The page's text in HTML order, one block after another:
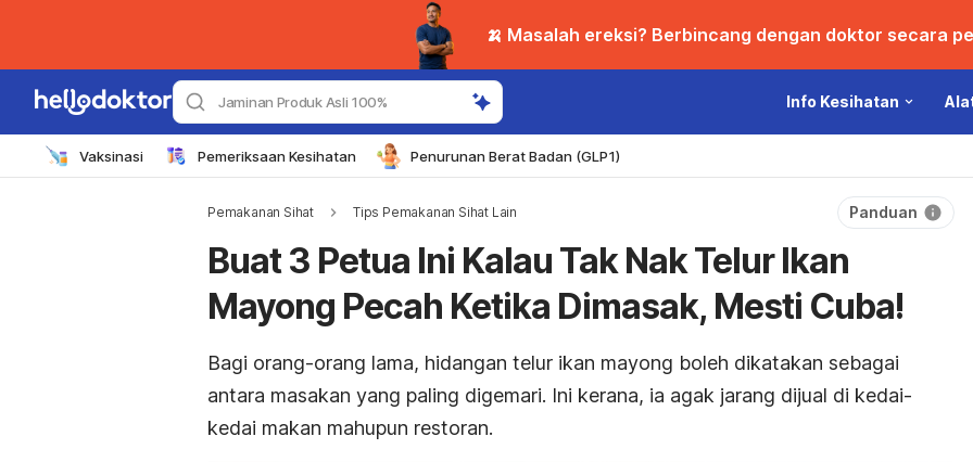
🍌 Masalah ereksi? Berbincang dengan doktor secara
Jaminan Produk Asli 100% Info Kesihatan
Vaksinasi Pemeriksaan Kesihatan Penurunan Berat Badan (GLP1)
Pemakanan Sihat Tips Pemakanan Sihat Lain Panduan
Buat 3 Petua Ini Kalau Tak Nak Telur Ikan
Mayong Pecah Ketika Dimasak, Mesti Cuba!
Bagi orang-orang lama, hidangan telur ikan mayong boleh dikatakan sebagai
antara masakan yang paling digemari. Ini kerana, ia agak jarang dijual di kedai-
kedai makan mahupun restoran.